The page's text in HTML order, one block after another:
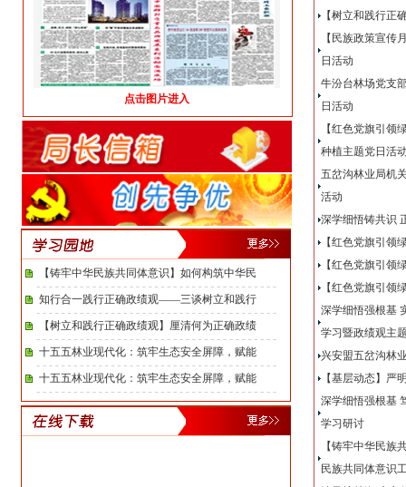
点击图片进入
【铸牢中华民族共同体意识】如何构筑中华民
知行合一践行正确政绩观——三谈树立和践行
【树立和践行正确政绩观】厘清何为正确政绩
十五五林业现代化：筑牢生态安全屏障，赋能
十五五林业现代化：筑牢生态安全屏障，赋能
【树立和践行正
【民族政策宣
日活动
牛汾台林场党支
日活动
【红色党旗引
种植主题党日活
五岔沟林业局机
活动
深学细悟铸共识
【红色党旗引领
【红色党旗引领
【红色党旗引领
深学细悟强根基
学习暨政绩观主
兴安盟五岔沟林
【基层动态】
深学细悟强根基
学习研讨
【铸牢中华民族
民族共同体意识